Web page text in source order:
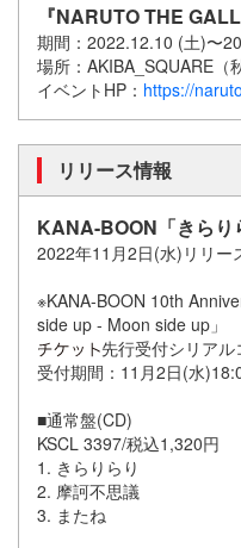
『NARUTO THE
期間：2022.12.10 (土)〜
場所：AKIBA_SQUARE（
イベントHP： https://
リリース情報
KANA-BOON「きらり
2022年11月2日(水)リリー
※KANA-BOON 10th
side up - Moon side up」
先行受付シリア
受付期間：11月2日(水
■通常盤(CD)
KSCL 3397/税込1,320円
1. きらりらり
2. 摩訶不思議
3. またね